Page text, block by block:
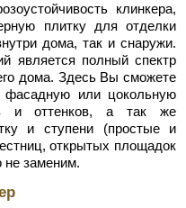
клинкера,
плитку для отделки
дома, так и снаружи.
является полный спектр
дома. Здесь Вы сможете
фасадную или цокольную
и оттенков, а так же
и ступени (простые и
открытых площадок
не заменим.